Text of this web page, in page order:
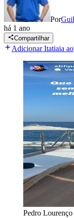
Por
há 1 ano
Compartilhar
Adicionar Itatiaia ao
Pedro